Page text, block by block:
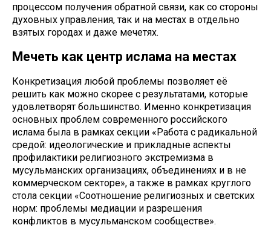
процессом получения обратной связи, как со стороны
духовных управления, так и на местах в отдельно
взятых городах и даже мечетях.
Мечеть как центр ислама на местах
Конкретизация любой проблемы позволяет её
решить как можно скорее с результатами, которые
удовлетворят большинство. Именно конкретизация
основных проблем современного российского
ислама была в рамках секции «Работа с радикальной
средой: идеологические и прикладные аспекты
профилактики религиозного экстремизма в
мусульманских организациях, объединениях и в не
коммерческом секторе», а также в рамках круглого
стола секции «Соотношение религиозных и светских
норм: проблемы медиации и разрешения
конфликтов в мусульманском сообществе».